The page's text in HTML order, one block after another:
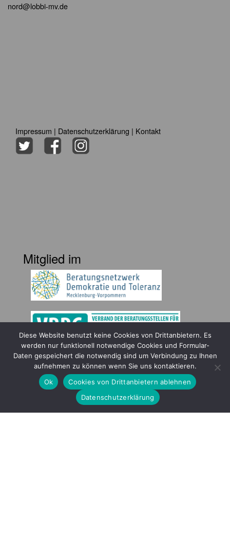
nord@lobbi-mv.de
Impressum | Datenschutzerklärung | Kontakt
Mitglied im
Gefördert durch
Diese Website benutzt keine Cookies von Drittanbietern. Es
werden nur funktionell notwendige Cookies und Formular-
Daten gespeichert die notwendig sind um Verbindung zu Ihnen
aufnehmen zu können wenn Sie uns kontaktieren.
Ok
Cookies von Drittanbietern ablehnen
Datenschutzerklärung